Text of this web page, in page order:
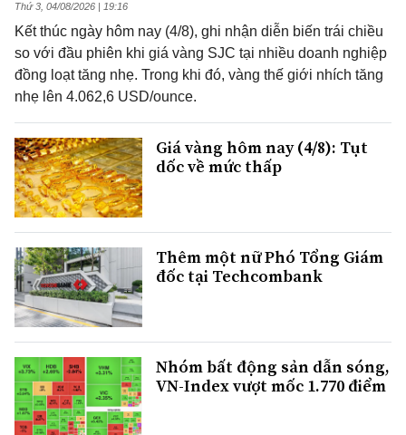
Thứ 3, 04/08/2026 | 19:16
Kết thúc ngày hôm nay (4/8), ghi nhận diễn biến trái chiều
so với đầu phiên khi giá vàng SJC tại nhiều doanh nghiệp
đồng loạt tăng nhẹ. Trong khi đó, vàng thế giới nhích tăng
nhẹ lên 4.062,6 USD/ounce.
Giá vàng hôm nay (4/8): Tụt
dốc về mức thấp
Thêm một nữ Phó Tổng Giám
đốc tại Techcombank
Nhóm bất động sản dẫn sóng,
VN-Index vượt mốc 1.770 điểm